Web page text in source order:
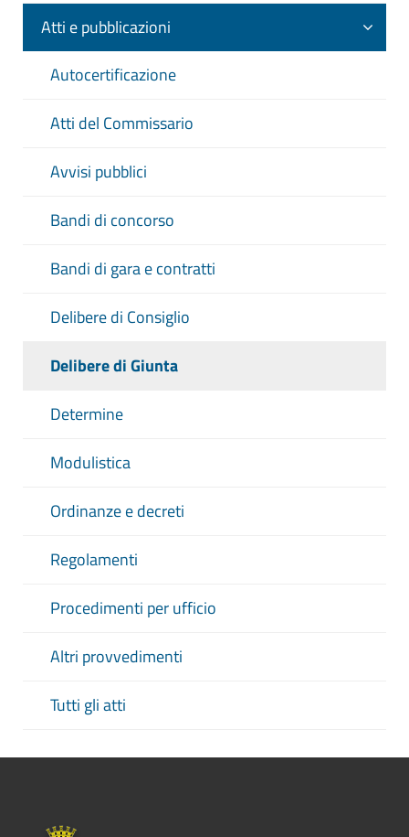
Atti e pubblicazioni
Autocertificazione
Atti del Commissario
Avvisi pubblici
Bandi di concorso
Bandi di gara e contratti
Delibere di Consiglio
Delibere di Giunta
Determine
Modulistica
Ordinanze e decreti
Regolamenti
Procedimenti per ufficio
Altri provvedimenti
Tutti gli atti